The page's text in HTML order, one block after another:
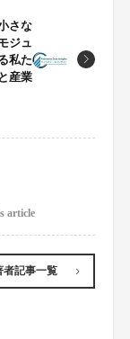
さな
ジュ
私た
産業
article
者記事一覧